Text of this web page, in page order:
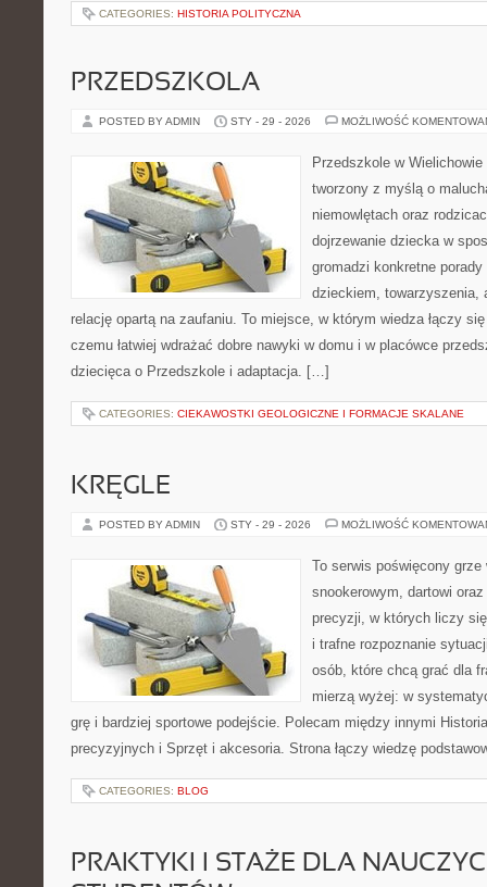
CATEGORIES: HISTORIA POLITYCZNA
PRZEDSZKOLA
POSTED BY ADMIN STY - 29 - 2026 MOŻLIWOŚĆ
Przedszkole w
tworzony z myślą o
niemowlętach oraz
dojrzewanie dziecka w
gromadzi konkretne
dzieckiem, towarzyszenia,
relację opartą na zaufaniu. To miejsce, w którym wiedza łączy
czemu łatwiej wdrażać dobre nawyki w domu i w placówce
dziecięca o Przedszkole i adaptacja. […]
CATEGORIES: CIEKAWOSTKI GEOLOGICZNE I FORMACJE SKALANE
KRĘGLE
POSTED BY ADMIN STY - 29 - 2026 MOŻLIWOŚĆ
To serwis poświęcony
snookerowym, dartowi
precyzji, w których liczy
i trafne rozpoznanie
osób, które chcą grać dla
mierzą wyżej: w
grę i bardziej sportowe podejście. Polecam między innymi
precyzyjnych i Sprzęt i akcesoria. Strona łączy wiedzę
CATEGORIES: BLOG
PRAKTYKI I STAŻE DLA